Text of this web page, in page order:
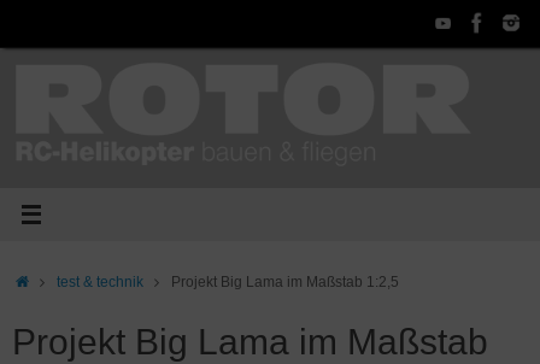
Starttest & technik Projekt Big Lama im Maßstab 1:2,5
Projekt Big Lama im Maßstab